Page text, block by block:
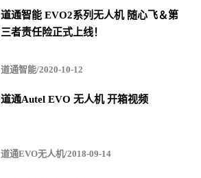
道通智能 EVO2系列无人机 随心飞＆第
三者责任险正式上线！
道通智能/2020-10-12
道通Autel EVO 无人机 开箱视频
道通EVO无人机/2018-09-14